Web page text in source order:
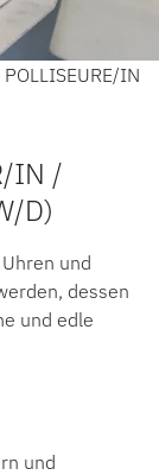
IN
IN /
D)
und
dessen
und edle
und